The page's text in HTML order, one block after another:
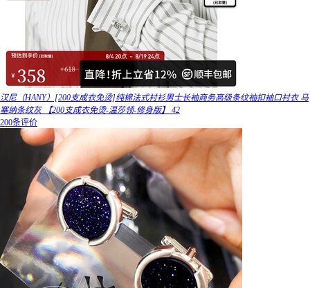
汉尼（HANY）[200支成衣免烫]纯棉法式衬衫男士长袖商务高级条纹袖扣袖口衬衣 马
塞纳条纹灰 【200支成衣免烫-温莎领-修身版】 42
200条评价